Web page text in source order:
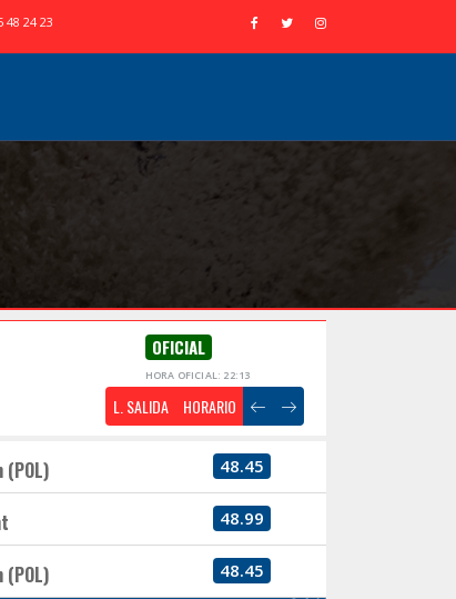
48 24 23
OFICIAL
HORA OFICIAL: 22:13
L. SALIDA HORARIO
(POL) 48.45
48.99
(POL) 48.45